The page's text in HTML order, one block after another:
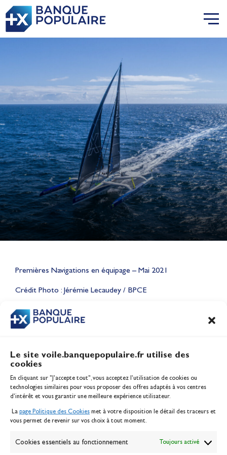
Le site voile.banquepopulaire.fr utilise des
cookies
En cliquant sur "J'accepte tout", vous acceptez l’utilisation de cookies ou
technologies similaires pour vous proposer des offres adaptés à vos centres
d’intérêt et vous garantir une meilleure expérience utilisateur.
La page Politique des Cookies met à votre disposition le détail des traceurs et
vous permet de revenir sur vos choix à tout moment.
Cookies essentiels au fonctionnement Toujours activé
Premières Navigations en équipage – Mai 2021
Crédit Photo : Jérémie Lecaudey / BPCE
CONTENU
Beach, sur le plan d'eau des
Jeux Olympiques 2028
Inscription serveur média
Contact
Politique des cookies
Banque de la voile